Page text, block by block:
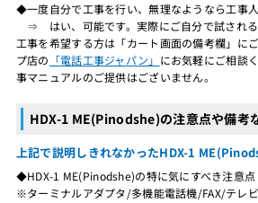
◆一度自分で工事を行い、無理なようなら工事
⇒ はい、可能です。実際にご自分で試される
工事を希望する方は「カート画面の備考欄」に
プ店の 「電話工事ジャパン」 にお気軽にご相談
事マニュアルのご提供はございません。
HDX-1 ME(Pinodshe)の注意点や備考
上記で説明しきれなかったHDX-1
◆HDX-1 ME(Pinodshe)の特に気にすべき注意点
※ターミナルアダプタ/多機能電話機/FAX/テレ